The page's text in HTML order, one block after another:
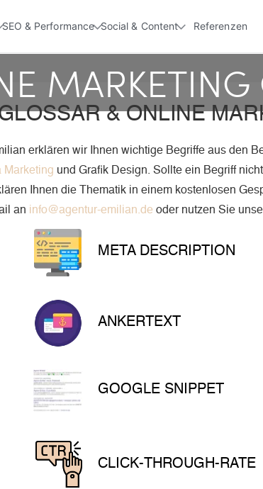
SEO & Performance Social & Content Referenzen
MARKETING
& ONLINE
erklären wir Ihnen wichtige Begriffe aus den
Marketing und Grafik Design. Sollte ein Begriff
Ihnen die Thematik in einem kostenlosen
an info@agentur-emilian.de oder nutzen Sie
META DESCRIPTION
ANKERTEXT
GOOGLE SNIPPET
CLICK-THROUGH-RATE